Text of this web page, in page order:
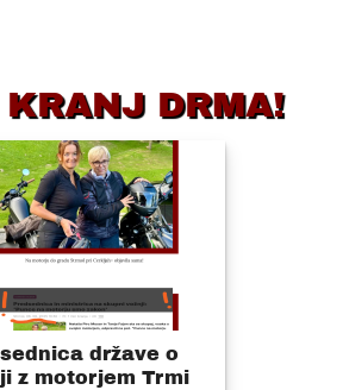
DRMA!
države o
z motorjem Trmi